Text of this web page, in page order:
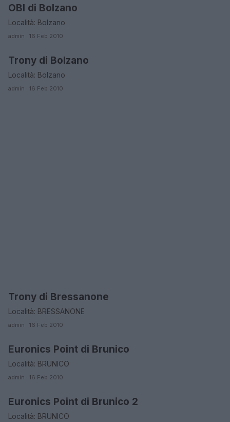
BOLZANO
OBI di Bolzano
Località: Bolzano
admin · 16 Feb 2010
BOLZANO
Trony di Bolzano
Località: Bolzano
admin · 16 Feb 2010
BOLZANO
Trony di Bressanone
Località: BRESSANONE
admin · 16 Feb 2010
BOLZANO
Euronics Point di Brunico
Località: BRUNICO
admin · 16 Feb 2010
BOLZANO
Euronics Point di Brunico 2
Località: BRUNICO